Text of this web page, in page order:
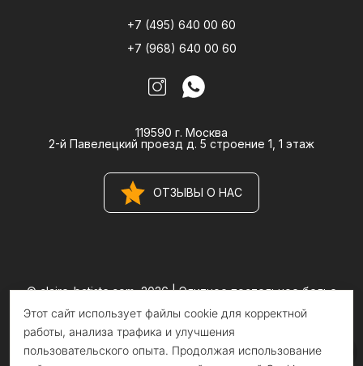
+7 (495) 640 00 60
+7 (968) 640 00 60
119590 г. Москва
2-й Павелецкий проезд д. 5 строение 1, 1 этаж
ОТЗЫВЫ О НАС
© claire-batiste.com, 2026 |Элитное постельное белье
Информация на сайте носит информационный характер и не
является публичной офертой
Этот сайт использует файлы cookie для корректной
работы, анализа трафика и улучшения
пользовательского опыта. Продолжая использование